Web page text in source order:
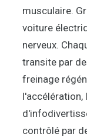
musculaire.
voiture
nerveux.
transite par
freinage
l'accélération,
contrôlé par